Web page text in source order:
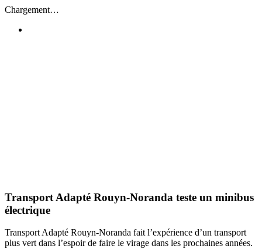
Passer
contenu
Chargement…
Transport Adapté Rouyn-Noranda teste un minibus
électrique
Transport Adapté Rouyn-Noranda fait l’expérience d’un transport
plus vert dans l’espoir de faire le virage dans les prochaines années.